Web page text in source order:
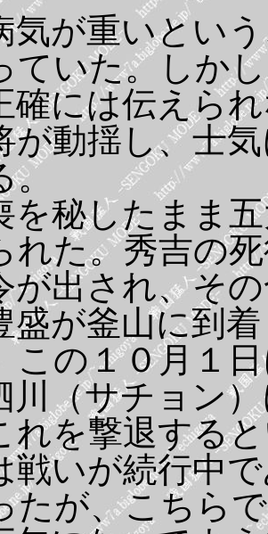
気が重いとい
ていた。しか
確には伝えら
が動揺し、士
を秘したまま
れた。秀吉の
が出され、そ
盛が釜山に到
この１０月１
川（サチョン
れを撃退する
戦いが続行中
たが、こちら